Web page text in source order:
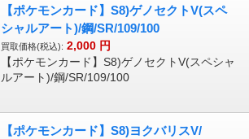
【ポケモンカード】S8)ゲノセクトV(スペ
シャルアート)/鋼/SR/109/100
買取価格(税込): 2,000 円
【ポケモンカード】S8)ゲノセクトV(スペシャ
ルアート)/鋼/SR/109/100
【ポケモンカード】S8)ヨクバリスV/